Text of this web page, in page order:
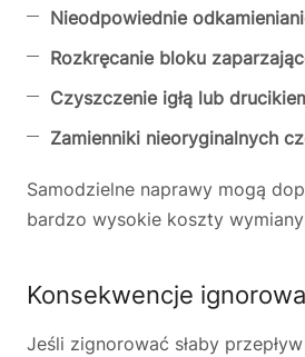
Nieodpowiednie
Rozkręcanie bloku
Czyszczenie igłą lub
Zamienniki nieoryginalnych
Samodzielne naprawy mogą
bardzo wysokie koszty
Konsekwencje
Jeśli zignorować słaby